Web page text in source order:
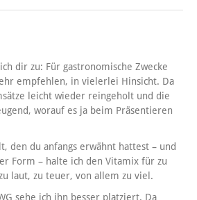
dir zu: Für gastronomische Zwecke
empfehlen, in vielerlei Hinsicht. Da
leicht wieder reingeholt und die
worauf es ja beim Präsentieren
den du anfangs erwähnt hattest – und
Form – halte ich den Vitamix für zu
laut, zu teuer, von allem zu viel.
sehe ich ihn besser platziert. Da